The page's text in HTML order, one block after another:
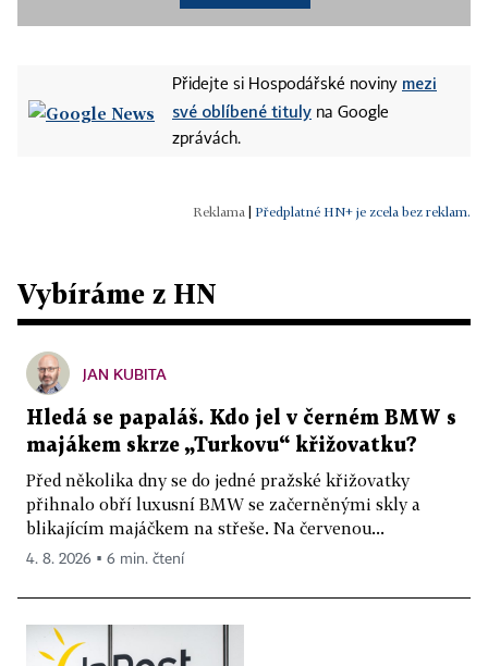
Přidejte si Hospodářské noviny mezi
své oblíbené tituly na Google
zprávách.
Předplatné HN+ je zcela bez reklam.
Vybíráme z HN
JAN KUBITA
Hledá se papaláš. Kdo jel v černém BMW s
majákem skrze „Turkovu“ křižovatku?
Před několika dny se do jedné pražské křižovatky
přihnalo obří luxusní BMW se začerněnými skly a
blikajícím majáčkem na střeše. Na červenou...
4. 8. 2026 ▪ 6 min. čtení